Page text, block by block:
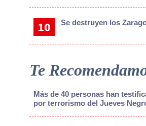
Se destruyen los
Te
Más de 40 personas han
por terrorismo del Jueves